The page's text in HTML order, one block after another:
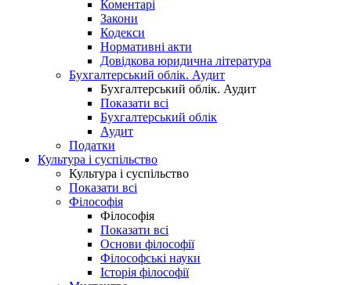
Коментарі
Закони
Кодекси
Нормативні акти
Довідкова юридична література
Бухгалтерський облік. Аудит
Бухгалтерський облік. Аудит
Показати всі
Бухгалтерський облік
Аудит
Податки
Культура і суспільство
Культура і суспільство
Показати всі
Філософія
Філософія
Показати всі
Основи філософії
Філософські науки
Історія філософії